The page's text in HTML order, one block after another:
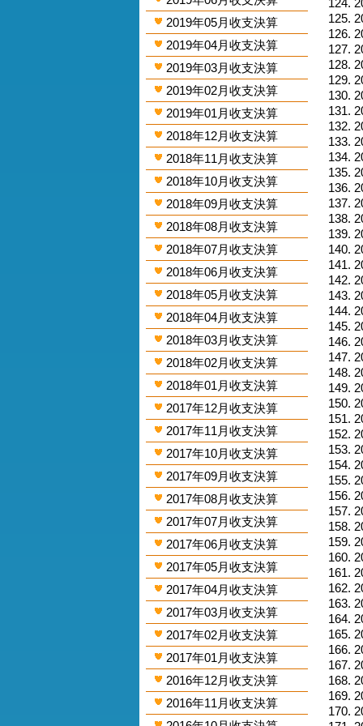
2019年05月收支決算
2019年04月收支決算
2019年03月收支決算
2019年02月收支決算
2019年01月收支決算
2018年12月收支決算
2018年11月收支決算
2018年10月收支決算
2018年09月收支決算
2018年08月收支決算
2018年07月收支決算
2018年06月收支決算
2018年05月收支決算
2018年04月收支決算
2018年03月收支決算
2018年02月收支決算
2018年01月收支決算
2017年12月收支決算
2017年11月收支決算
2017年10月收支決算
2017年09月收支決算
2017年08月收支決算
2017年07月收支決算
2017年06月收支決算
2017年05月收支決算
2017年04月收支決算
2017年03月收支決算
2017年02月收支決算
2017年01月收支決算
2016年12月收支決算
2016年11月收支決算